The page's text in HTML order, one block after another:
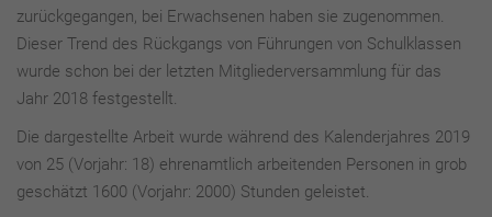
zurückgegangen, bei Erwachsenen haben sie zugenommen.
Dieser Trend des Rückgangs von Führungen von Schulklassen
wurde schon bei der letzten Mitgliederversammlung für das
Jahr 2018 festgestellt.
Die dargestellte Arbeit wurde während des Kalenderjahres 2019
von 25 (Vorjahr: 18) ehrenamtlich arbeitenden Personen in grob
geschätzt 1600 (Vorjahr: 2000) Stunden geleistet.